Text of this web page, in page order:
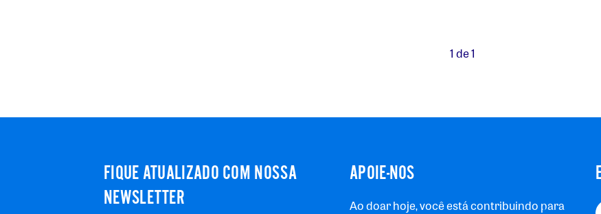
1 de 1
FIQUE ATUALIZADO COM NOSSA
NEWSLETTER
APOIE-NOS
Ao doar hoje, você está contribuindo para